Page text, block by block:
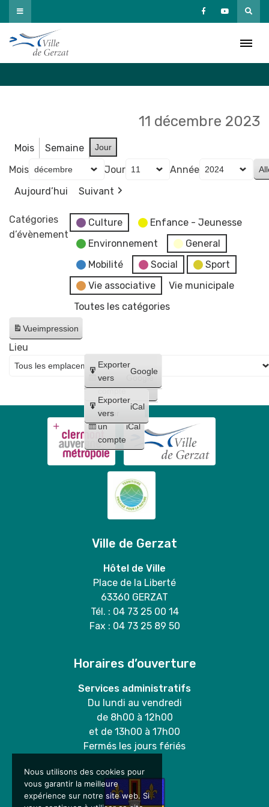
Passer
au
contenu
11 décembre 2023
Mois Semaine Jour
Mois Jour
Année
Aujourd’hui
Suivant
Catégories
d’évènement
Culture
Enfance - Jeunesse
Environnement
General
Mobilité
Social
Sport
Vie associative
Vie municipale
Toutes les catégories
Vueimpression
Créer
un
compte
Google
Créer
un
compte
iCal
Exporter
vers
Google
Exporter
vers
iCal
Lieu
Ville de Gerzat
Hôtel de Ville
Place de la Liberté
63360 GERZAT
Tél. : 04 73 25 00 14
Fax : 04 73 25 89 50
Horaires d’ouverture
Services administratifs
Du lundi au vendredi
de 8h00 à 12h00
et de 13h00 à 17h00
Fermés les jours fériés
Nous utilisons des cookies pour
vous garantir la meilleure
expérience sur notre site web. Si